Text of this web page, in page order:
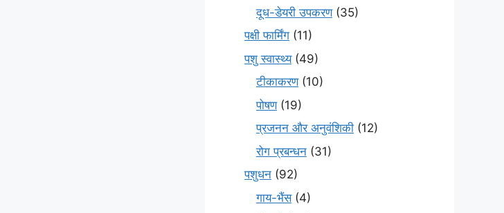
दूध-डेयरी उपकरण(35)
पक्षी फार्मिंग (11)
पशु स्वास्थ्य(49)
टीकाकरण(10)
पोषण(19)
प्रजनन और अनुवंशिकी (12)
रोग प्रबन्धन (31)
पशुधन (92)
गाय-भैंस(4)